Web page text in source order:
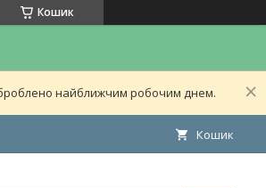
Кошик
найближчим робочим днем.
Кошик